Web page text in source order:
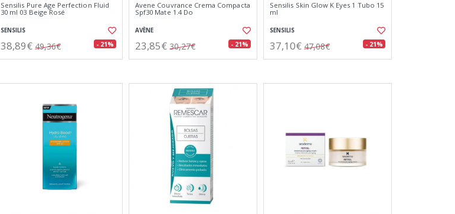
Sensilis Pure Age Perfection Fluid
30 ml 03 Beige Rosé
SENSILIS
38,89€ 49,36€ - 21%
Avene Couvrance Crema Compacta
Spf30 Mate 1.4 Do
AVÈNE
23,85€ 30,27€ - 21%
Sensilis Skin Glow K Eyes 1 Tubo 15
ml
SENSILIS
37,10€ 47,08€ - 21%